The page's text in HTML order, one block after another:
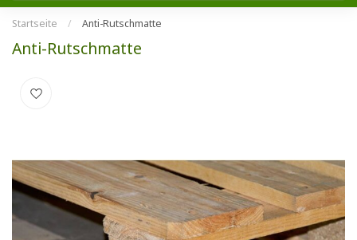
Startseite / Anti-Rutschmatte
Anti-Rutschmatte